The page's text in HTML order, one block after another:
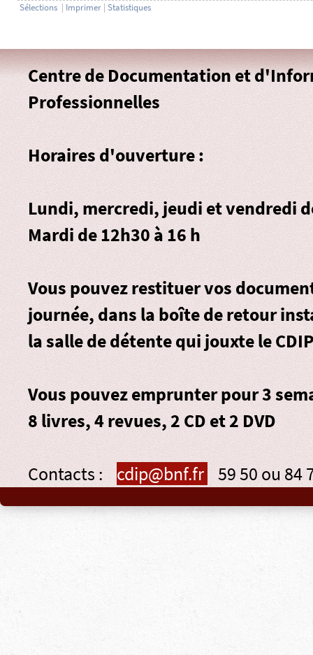
Sélections | Imprimer | Statistiques
Centre de Documentation et
Professionnelles
Horaires d'ouverture :
Lundi, mercredi, jeudi et vendredi
Mardi de 12h30 à 16 h
Vous pouvez restituer vos
journée, dans la boîte de retour
la salle de détente qui jouxte le
Vous pouvez emprunter pour 3
8 livres, 4 revues, 2 CD et 2 DVD
Contacts : cdip@bnf.fr 59 50 ou 84